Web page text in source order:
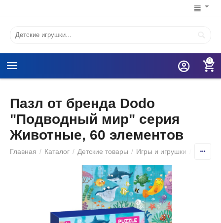
0
Пазл от бренда Dodo
"Подводный мир" серия
Животные, 60 элементов
Главная / Каталог / Детские товары / Игры и игрушки